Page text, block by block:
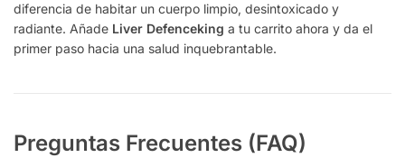
diferencia de habitar un cuerpo limpio, desintoxicado y
radiante. Añade Liver Defenceking a tu carrito ahora y da el
primer paso hacia una salud inquebrantable.
Preguntas Frecuentes (FAQ)